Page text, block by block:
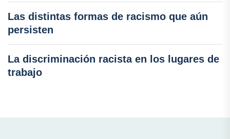
Las distintas formas de racismo que aún
persisten
La discriminación racista en los lugares de
trabajo